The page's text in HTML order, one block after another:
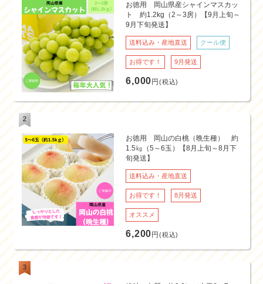
お徳用 岡山県産シャインマスカッ
ト 約1.2kg（2～3房）【9月上旬～
9月下旬発送】
送料込み・産地直送 クール便
お得です！ 9月発送
6,000 円(税込)
お徳用 岡山の白桃（晩生種） 約
1.5㎏（5～6玉）【8月上旬～8月下
旬発送】
送料込み・産地直送
お得です！ 8月発送
オススメ
6,200 円(税込)